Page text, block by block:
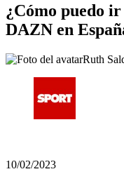
¿Cómo puedo
DAZN en
Ruth
10/02/2023